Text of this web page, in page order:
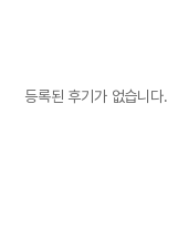
등록된 후기가 없습니다.